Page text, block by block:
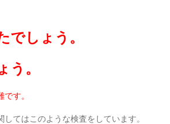
でしょう。
う。
す。
てはこのような検査をしています。